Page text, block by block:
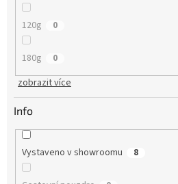
120g 0
180g 0
zobrazit více
Info
Vystaveno v showroomu 8